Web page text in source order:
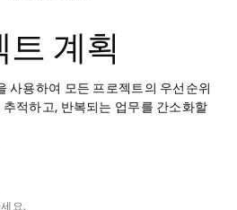
트 계획
사용하여 모든 프로젝트의 우선순위
적하고, 반복되는 업무를 간소화할
요.